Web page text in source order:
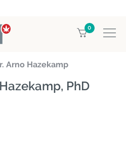
0
Arno Hazekamp
​​PhD